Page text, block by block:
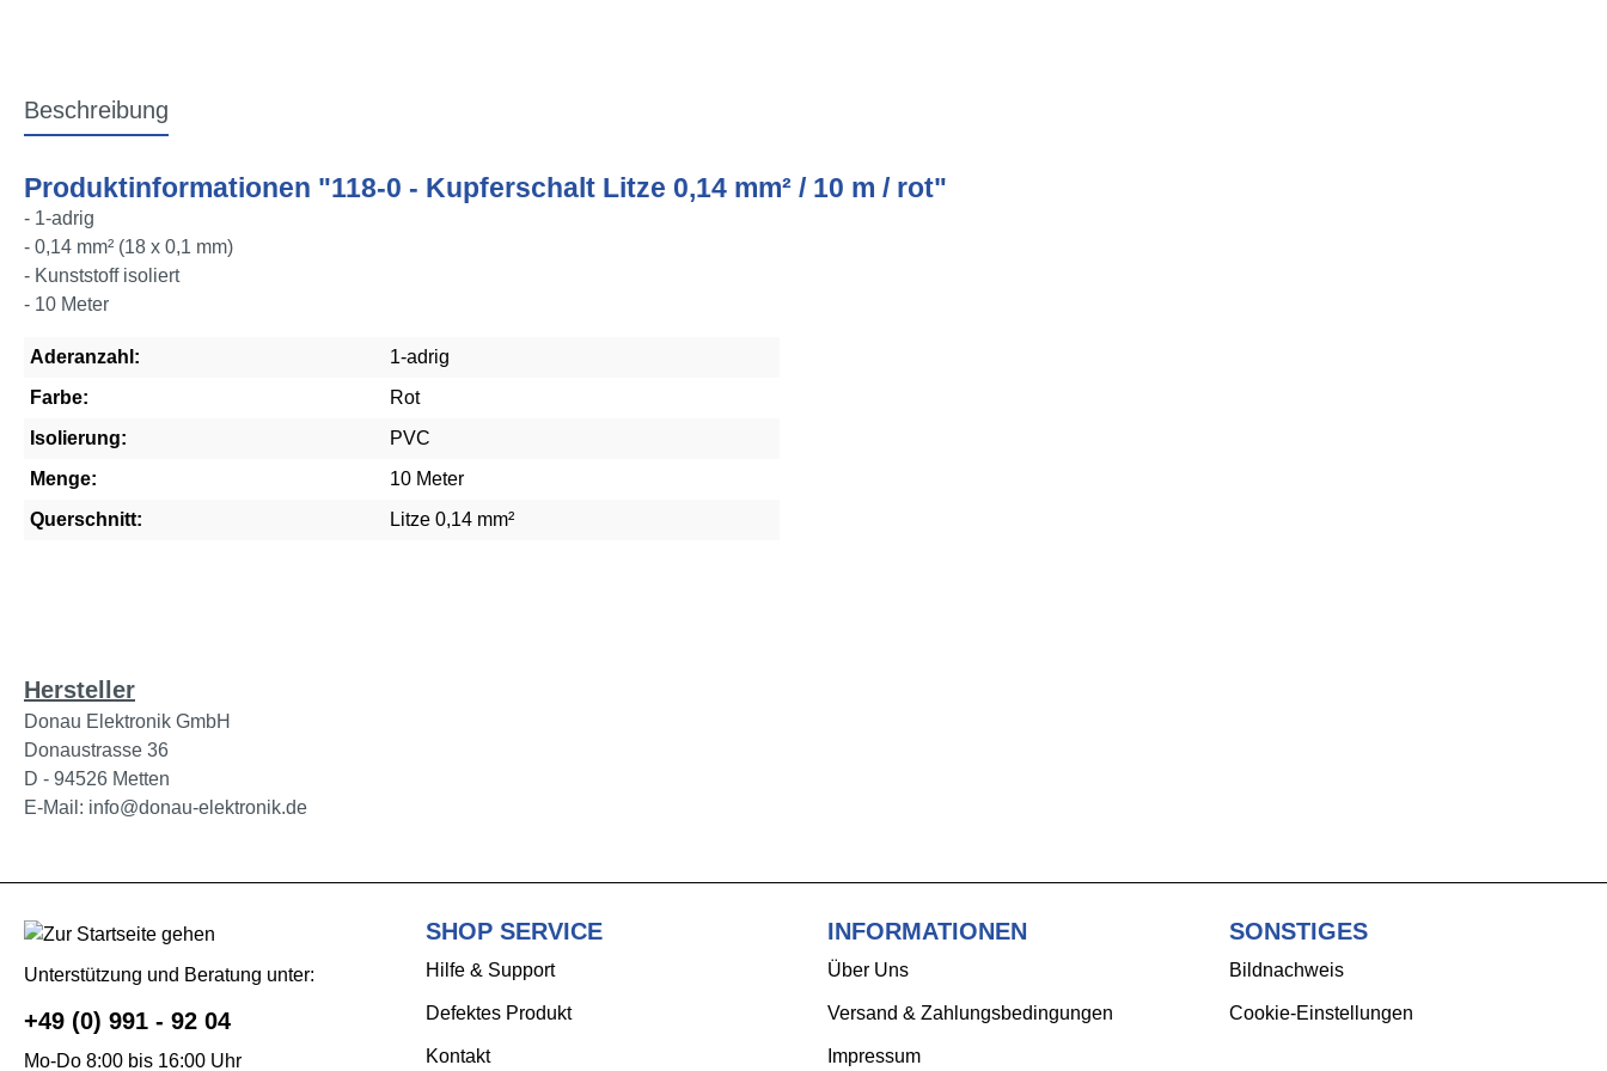
Beschreibung
Produktinformationen "118-0 - Kupferschalt Litze 0,14 mm² / 10 m / rot"
- 1-adrig
- 0,14 mm² (18 x 0,1 mm)
- Kunststoff isoliert
- 10 Meter
Aderanzahl:
1-adrig
Farbe:
Rot
Isolierung:
PVC
Menge:
10 Meter
Querschnitt:
Litze 0,14 mm²
Hersteller
Donau Elektronik GmbH
Donaustrasse 36
D - 94526 Metten
E-Mail: info@donau-elektronik.de
Unterstützung und Beratung unter:
+49 (0) 991 - 92 04
Mo-Do 8:00 bis 16:00 Uhr
SHOP SERVICE
Hilfe & Support
Defektes Produkt
Kontakt
INFORMATIONEN
Über Uns
Versand & Zahlungsbedingungen
Impressum
SONSTIGES
Bildnachweis
Cookie-Einstellungen